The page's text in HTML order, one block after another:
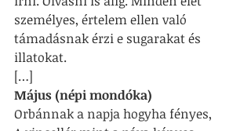
személyes, értelem ellen való
támadásnak érzi e sugarakat és
illatokat.
[…]
Május (népi mondóka)
Orbánnak a napja hogyha fényes,